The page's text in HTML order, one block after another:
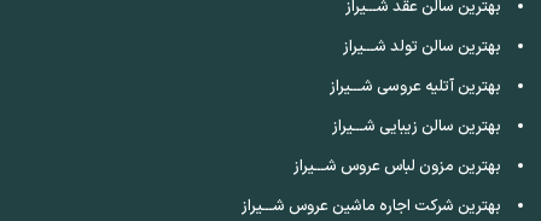
بهترین سالن عقد شـــیراز
بهترین سالن تولد شـــیراز
بهترین آتلیه عروسی شـــیراز
بهترین سالن زیبایی شـــیراز
بهترین مزون لباس عروس شـــیراز
بهترین شرکت اجاره ماشین عروس شـــیراز